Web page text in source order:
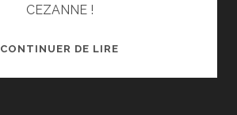
CEZANNE !
CONTINUER DE LIRE